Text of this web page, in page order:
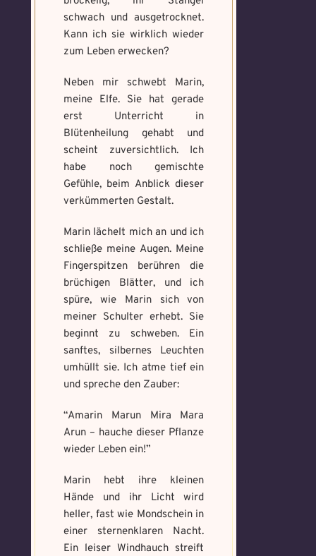
schwach und ausgetrocknet.
Kann ich sie wirklich wieder
zum Leben erwecken?
Neben mir schwebt Marin,
meine Elfe. Sie hat gerade
erst Unterricht in
Blütenheilung gehabt und
scheint zuversichtlich. Ich
habe noch gemischte
Gefühle, beim Anblick dieser
verkümmerten Gestalt.
Marin lächelt mich an und ich
schließe meine Augen. Meine
Fingerspitzen berühren die
brüchigen Blätter, und ich
spüre, wie Marin sich von
meiner Schulter erhebt. Sie
beginnt zu schweben. Ein
sanftes, silbernes Leuchten
umhüllt sie. Ich atme tief ein
und spreche den Zauber:
“Amarin Marun Mira Mara
Arun – hauche dieser Pflanze
wieder Leben ein!”
Marin hebt ihre kleinen
Hände und ihr Licht wird
heller, fast wie Mondschein in
einer sternenklaren Nacht.
Ein leiser Windhauch streift
Magische
Artefakte
Benutzername *
Wo gefunden? *
Wie bist du darauf
aufmerksam geworden
und wie bannst du es?
500 Zeichen.
Wähle ein beliebiges
Mandala und male es
aus um den Fluch zu
bannen.
Weitere Mandala findest du
hier:
https://mondaymandala.com/m/
Du hast einen Gegenstand gefunden!
nur mit, wenn du ihn wirklich benötigst.
Benutzername
Welches Item und für welche
Aufgabe? *